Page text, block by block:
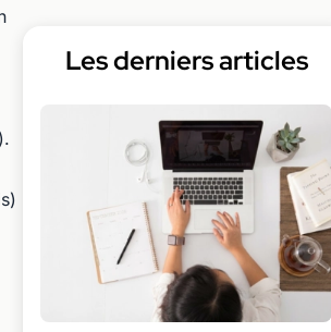
).
Les derniers articles